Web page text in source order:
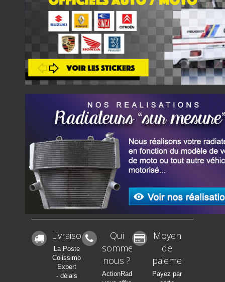
Livraison
La Poste
Colissimo
Expert
- délais
Qui
sommes-
nous ?
ActionRadia
Moyen
de
paiement
Payez par